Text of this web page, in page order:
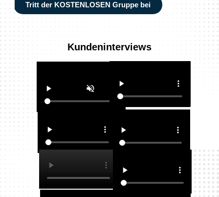
Tritt der KOSTENLOSEN Gruppe bei
Kundeninterviews